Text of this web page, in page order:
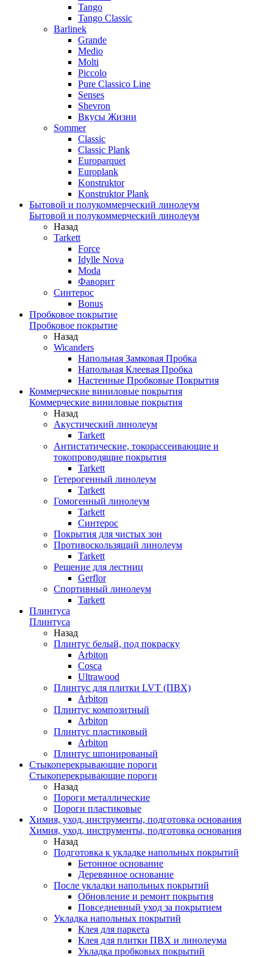
Tango
Tango Classic
Barlinek
Grande
Medio
Molti
Piccolo
Pure Classico Line
Senses
Shevron
Вкусы Жизни
Sommer
Classic
Classic Plank
Europarquet
Europlank
Konstruktor
Konstruktor Plank
Бытовой и полукоммерческий линолеум
Бытовой и полукоммерческий линолеум
Назад
Tarkett
Force
Idylle Nova
Moda
Фаворит
Синтерос
Bonus
Пробковое покрытие
Пробковое покрытие
Назад
Wicanders
Напольная Замковая Пробка
Напольная Клеевая Пробка
Настенные Пробковые Покрытия
Коммерческие виниловые покрытия
Коммерческие виниловые покрытия
Назад
Акустический линолеум
Tarkett
Антистатические, токорассеивающие и
токопроводящие покрытия
Tarkett
Гетерогенный линолеум
Tarkett
Гомогенный линолеум
Tarkett
Синтерос
Покрытия для чистых зон
Противоскользящий линолеум
Tarkett
Решение для лестниц
Gerflor
Спортивный линолеум
Tarkett
Плинтуса
Плинтуса
Назад
Плинтус белый, под покраску
Arbiton
Cosca
Ultrawood
Плинтус для плитки LVT (ПВХ)
Arbiton
Плинтус композитный
Arbiton
Плинтус пластиковый
Arbiton
Плинтус шпонированый
Стыкоперекрывающие пороги
Стыкоперекрывающие пороги
Назад
Пороги металлические
Пороги пластиковые
Химия, уход, инструменты, подготовка основания
Химия, уход, инструменты, подготовка основания
Назад
Подготовка к укладке напольных покрытий
Бетонное основание
Деревянное основание
После укладки напольных покрытий
Обновление и ремонт покрытия
Повседневный уход за покрытием
Укладка напольных покрытий
Клея для паркета
Клея для плитки ПВХ и линолеума
Укладка пробковых покрытий